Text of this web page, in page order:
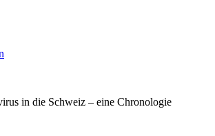
in die Schweiz – eine Chronologie